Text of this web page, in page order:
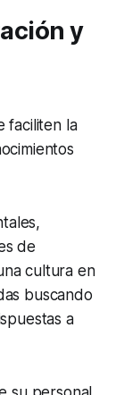
y
faciliten la
de
cultura en
buscando
a